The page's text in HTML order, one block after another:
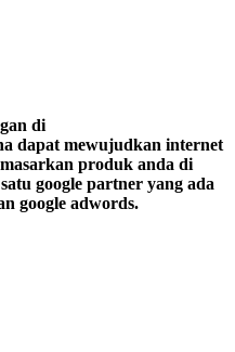
di
dapat mewujudkan internet
produk anda di
google partner yang ada
google adwords.